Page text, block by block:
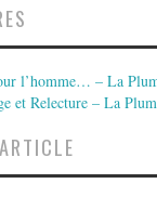
l’homme… – La
et Relecture – La